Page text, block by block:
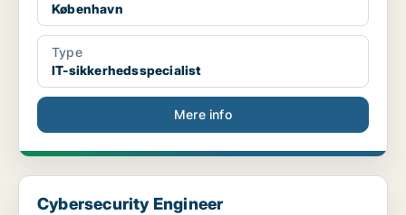
København
Type
IT-sikkerhedsspecialist
Mere info
Cybersecurity Engineer
Cybersecurity Engineer